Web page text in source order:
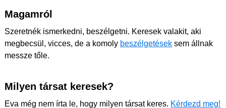
Magamról
Szeretnék ismerkedni, beszélgetni. Keresek valakit, aki
megbecsül, vicces, de a komoly beszélgetések sem állnak
messze tőle.
Milyen társat keresek?
Eva még nem írta le, hogy milyen társat keres. Kérdezd meg!